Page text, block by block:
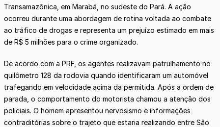
Transamazônica, em Marabá, no sudeste do Pará. A ação
ocorreu durante uma abordagem de rotina voltada ao combate
ao tráfico de drogas e representa um prejuízo estimado em mais
de R$ 5 milhões para o crime organizado.
De acordo com a PRF, os agentes realizavam patrulhamento no
quilômetro 128 da rodovia quando identificaram um automóvel
trafegando em velocidade acima da permitida. Após a ordem de
parada, o comportamento do motorista chamou a atenção dos
policiais. O homem apresentou nervosismo e informações
contraditórias sobre o trajeto que estaria realizando entre São